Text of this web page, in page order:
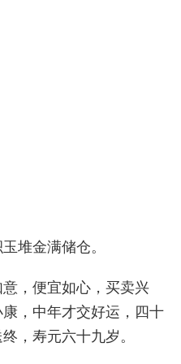
堆金满储仓。
，便宜如心，买卖兴
，中年才交好运，四十
，寿元六十九岁。